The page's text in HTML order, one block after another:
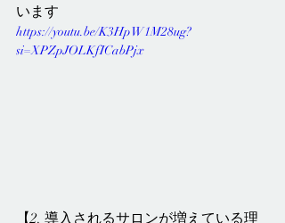
います
https://youtu.be/K3HpW1M28ug?
si=XPZpJOLKfICabPjx
【2. 導入されるサロンが増えている理